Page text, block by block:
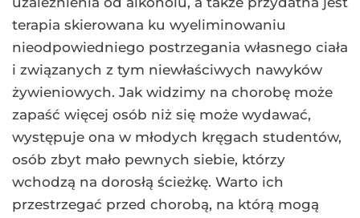
terapia skierowana ku wyeliminowaniu
nieodpowiedniego postrzegania własnego ciała
i związanych z tym niewłaściwych nawyków
żywieniowych. Jak widzimy na chorobę może
zapaść więcej osób niż się może wydawać,
występuje ona w młodych kręgach studentów,
osób zbyt mało pewnych siebie, którzy
wchodzą na dorosłą ścieżkę. Warto ich
przestrzegać przed chorobą, na którą mogą